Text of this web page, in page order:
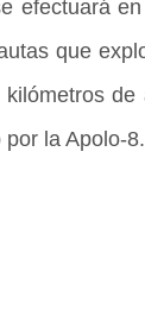
efectuará
que
la Apolo-8.